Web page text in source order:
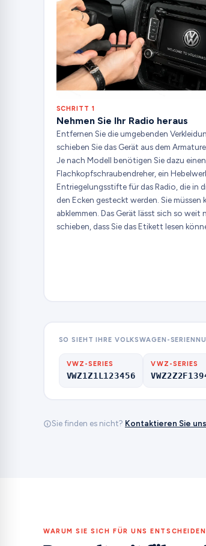
SCHRITT 1
Nehmen Sie Ihr Radio heraus
Entfernen Sie die umgebenden
schieben Sie das Gerät aus dem
Je nach Modell benötigen Sie dazu einen
Flachkopfschraubendreher, ein
Entriegelungsstifte für das Radio, die in
den Ecken gesteckt werden. Sie müssen
abklemmen. Das Gerät lässt sich so weit
schieben, dass Sie das Etikett lesen
SO SIEHT IHRE VOLKSWAGEN-
VWZ-SERIES
VWZ1Z1L123456
VWZ-SERIES
Sie finden es nicht? Kontaktieren Sie uns
WARUM SIE SICH FÜR UNS